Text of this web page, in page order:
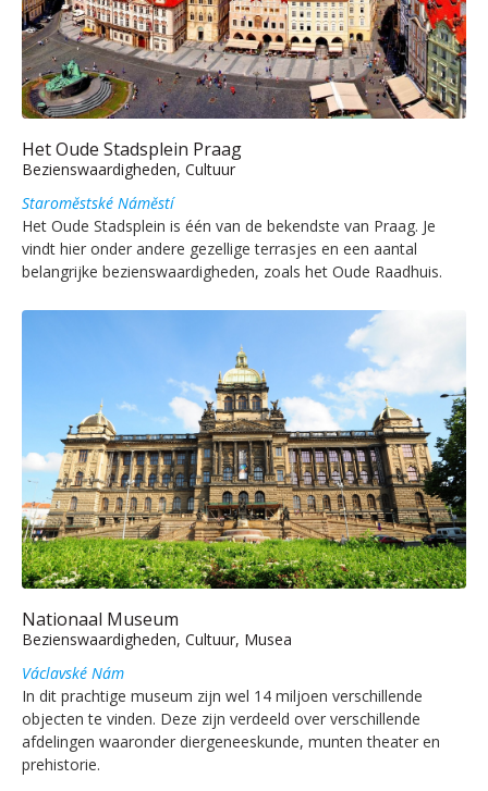
Het Oude Stadsplein Praag
Bezienswaardigheden, Cultuur
Staroměstské Náměstí
Het Oude Stadsplein is één van de bekendste van Praag. Je
vindt hier onder andere gezellige terrasjes en een aantal
belangrijke bezienswaardigheden, zoals het Oude Raadhuis.
Nationaal Museum
Bezienswaardigheden, Cultuur, Musea
Václavské Nám
In dit prachtige museum zijn wel 14 miljoen verschillende
objecten te vinden. Deze zijn verdeeld over verschillende
afdelingen waaronder diergeneeskunde, munten theater en
prehistorie.